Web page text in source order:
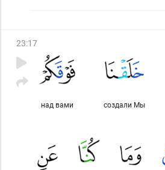
23:17
создали Мы
над вами